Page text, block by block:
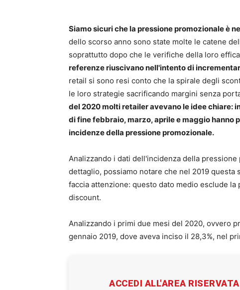
Siamo sicuri che la pressione promozionale è
dello scorso anno sono state molte le catene
soprattutto dopo che le verifiche della loro
referenze riuscivano nell'intento di
retail si sono resi conto che la spirale degli
le loro strategie sacrificando margini senza
del 2020 molti retailer avevano le idee chiare:
di fine febbraio, marzo, aprile e maggio hanno
incidenze della pressione promozionale.
Analizzando i dati dell'incidenza della
dettaglio, possiamo notare che nel 2019
faccia attenzione: questo dato medio esclude
discount.
Analizzando i primi due mesi del 2020, ovvero
gennaio 2019, dove aveva inciso il 28,3%, nel
ACCEDI ALL'AREA